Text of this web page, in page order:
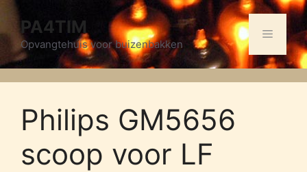
Skip
content
PA4TIM
Opvangtehuis voor buizenbakken
Menu
Philips GM5656
scoop voor LF